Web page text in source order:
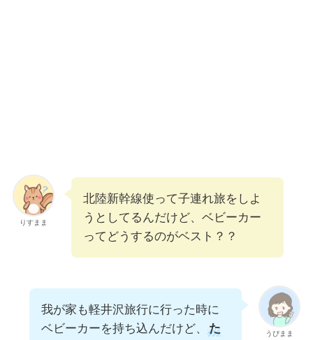
りすまま
北陸新幹線使って子連れ旅をしよ
うとしてるんだけど、ベビーカー
ってどうするのがベスト？？
うぴまま
我が家も軽井沢旅行に行った時に
ベビーカーを持ち込んだけど、
た